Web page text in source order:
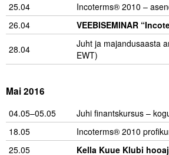
25.04
Incoterms® 2010 –
26.04
VEEBISEMINAR
28.04
Juht ja majandusaasta
EWT)
Mai 2016
04.05–05.05
Juhi finantskursus –
18.05
Incoterms® 2010
25.05
Kella Kuue Klubi